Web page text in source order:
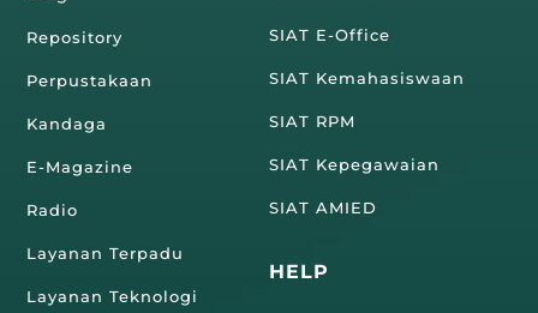
Repository
Perpustakaan
Kandaga
E-Magazine
Radio
Layanan Terpadu
Layanan Teknologi
SIAT E-Office
SIAT Kemahasiswaan
SIAT RPM
SIAT Kepegawaian
SIAT AMIED
HELP